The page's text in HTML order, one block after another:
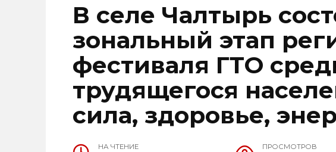
В селе Чалтырь
зональный этап
фестиваля ГТО
трудящегося
сила, здоровье,
НА ЧТЕНИЕ ПРОСМОТРОВ